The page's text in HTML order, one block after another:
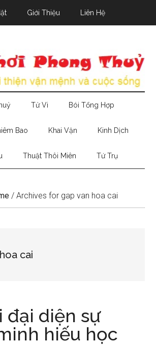
Giới Thiệu Liên Hệ
Tử Vi Bói Tổng Hợp
Bao Khai Vận Kinh Dịch
Thuật Thôi Miên Tứ Trụ
/ Archives for gap van hoa cai
cai
đại diện sự
hiếu học